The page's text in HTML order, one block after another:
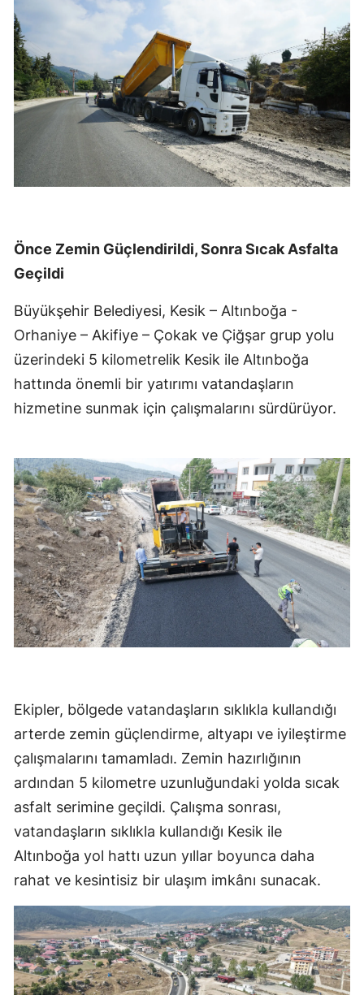
Önce Zemin Güçlendirildi, Sonra Sıcak Asfalta
Geçildi
Büyükşehir Belediyesi, Kesik – Altınboğa -
Orhaniye – Akifiye – Çokak ve Çiğşar grup yolu
üzerindeki 5 kilometrelik Kesik ile Altınboğa
hattında önemli bir yatırımı vatandaşların
hizmetine sunmak için çalışmalarını sürdürüyor.
Ekipler, bölgede vatandaşların sıklıkla kullandığı
arterde zemin güçlendirme, altyapı ve iyileştirme
çalışmalarını tamamladı. Zemin hazırlığının
ardından 5 kilometre uzunluğundaki yolda sıcak
asfalt serimine geçildi. Çalışma sonrası,
vatandaşların sıklıkla kullandığı Kesik ile
Altınboğa yol hattı uzun yıllar boyunca daha
rahat ve kesintisiz bir ulaşım imkânı sunacak.